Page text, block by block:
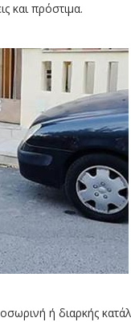
και πρόστιμα.
ή διαρκής